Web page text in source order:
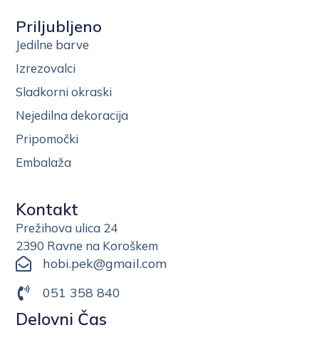
Priljubljeno
Jedilne barve
Izrezovalci
Sladkorni okraski
Nejedilna dekoracija
Pripomočki
Embalaža
Kontakt
Prežihova ulica 24
2390 Ravne na Koroškem
hobi.pek@gmail.com
051 358 840
Delovni Čas